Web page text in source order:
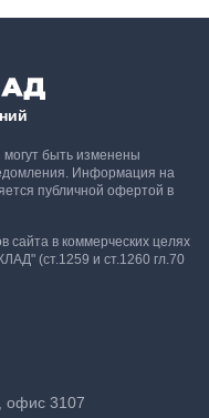
могут быть изменены
Информация на
публичной офертой в
в коммерческих целях
(ст.1259 и ст.1260 гл.70
офис 3107